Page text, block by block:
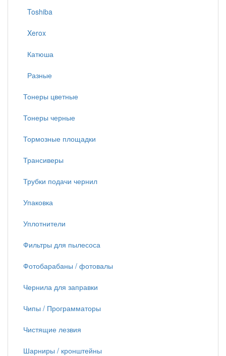
Toshiba
Xerox
Катюша
Разные
Тонеры цветные
Тонеры черные
Тормозные площадки
Трансиверы
Трубки подачи чернил
Упаковка
Уплотнители
Фильтры для пылесоса
Фотобарабаны / фотовалы
Чернила для заправки
Чипы / Программаторы
Чистящие лезвия
Шарниры / кронштейны